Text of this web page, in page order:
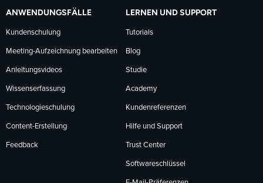
ANWENDUNGSFÄLLE
Kundenschulung
Meeting-Aufzeichnung bearbeiten
Anleitungsvideos
Wissenserfassung
Technologieschulung
Content-Erstellung
Feedback
LERNEN UND SUPPORT
Tutorials
Blog
Studie
Academy
Kundenreferenzen
Hilfe und Support
Trust Center
Softwareschlüssel